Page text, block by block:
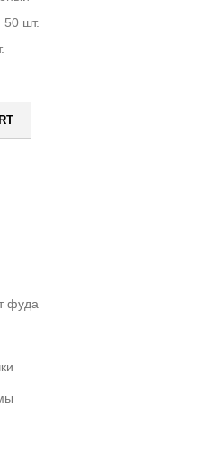
50 шт.
фуда